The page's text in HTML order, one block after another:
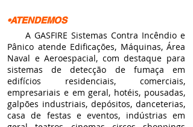
•ATENDEMOS
A GASFIRE Sistemas Contra Incêndio e
Pânico atende Edificações, Máquinas, Área
Naval e Aeroespacial, com destaque para
sistemas de detecção de fumaça em
edifícios residenciais, comerciais,
empresariais e em geral, hotéis, pousadas,
galpões industriais, depósitos, danceterias,
casa de festas e eventos, indústrias em